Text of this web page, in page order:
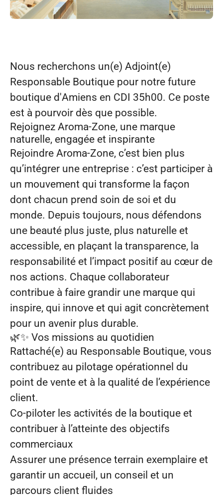
Nous recherchons un(e) Adjoint(e)
Responsable Boutique pour notre future
boutique d'Amiens en CDI 35h00. Ce poste
est à pourvoir dès que possible.
Rejoignez Aroma‑Zone, une marque
naturelle, engagée et inspirante
Rejoindre Aroma‑Zone, c’est bien plus
qu’intégrer une entreprise : c’est participer à
un mouvement qui transforme la façon
dont chacun prend soin de soi et du
monde. Depuis toujours, nous défendons
une beauté plus juste, plus naturelle et
accessible, en plaçant la transparence, la
responsabilité et l’impact positif au cœur de
nos actions. Chaque collaborateur
contribue à faire grandir une marque qui
inspire, qui innove et qui agit concrètement
pour un avenir plus durable.
🌿✨ Vos missions au quotidien
Rattaché(e) au Responsable Boutique, vous
contribuez au pilotage opérationnel du
point de vente et à la qualité de l’expérience
client.
Co‑piloter les activités de la boutique et
contribuer à l’atteinte des objectifs
commerciaux
Assurer une présence terrain exemplaire et
garantir un accueil, un conseil et un
parcours client fluides